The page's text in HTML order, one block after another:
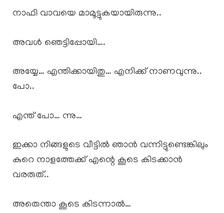
നാഫി വാവയെ മാമൂട്ടുകയായിരുന്നു..
അവൾ ഞെട്ടിപ്പോയി….
അയ്യേ… എന്തിക്കായിതു… എനിക്ക് നാണവുന്നു..
പോ..
എന്ത് പോ… ന്നു…
ഇക്കാ നിങ്ങളുടെ വീട്ടിൽ ഞാൻ വന്നിട്ടുണ്ടെങ്കിലും
കുറെ നാളത്തേക്ക് എന്റെ കൂടെ കിടക്കാൻ
വരരുത്..
അതെന്താ കൂടെ കിടന്നാൽ…